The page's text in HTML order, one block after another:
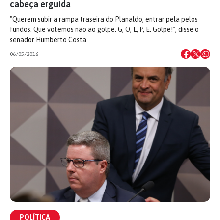
cabeça erguida
"Querem subir a rampa traseira do Planaldo, entrar pela pelos
fundos. Que votemos não ao golpe. G, O, L, P, E. Golpe!”, disse o
senador Humberto Costa
06/05/2016
POLÍTICA